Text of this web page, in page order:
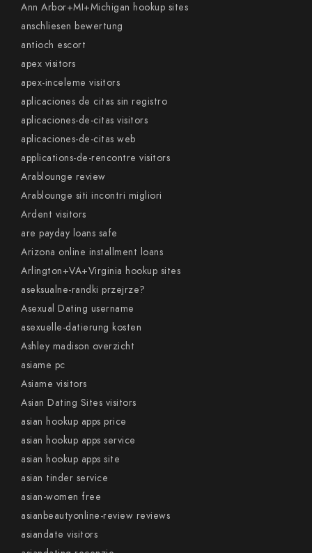
Ann Arbor+MI+Michigan hookup sites
anschliesen bewertung
antioch escort
apex visitors
apex-inceleme visitors
aplicaciones de citas sin registro
aplicaciones-de-citas visitors
aplicaciones-de-citas web
applications-de-rencontre visitors
Arablounge review
Arablounge siti incontri migliori
Ardent visitors
are payday loans safe
Arizona online installment loans
Arlington+VA+Virginia hookup sites
aseksualne-randki przejrze?
Asexual Dating username
asexuelle-datierung kosten
Ashley madison overzicht
asiame pc
Asiame visitors
Asian Dating Sites visitors
asian hookup apps price
asian hookup apps service
asian hookup apps site
asian tinder service
asian-women free
asianbeautyonline-review reviews
asiandate visitors